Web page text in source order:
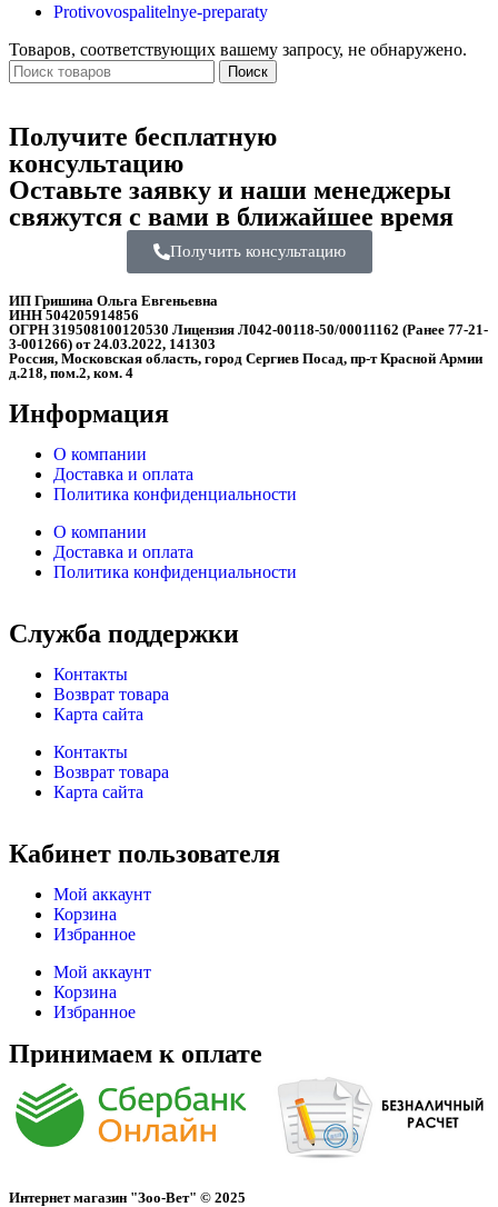
Protivovospalitelnye-preparaty
Товаров, соответствующих вашему запросу, не обнаружено.
Поиск
Получите бесплатную
консультацию
Оставьте заявку и наши менеджеры
свяжутся с вами в ближайшее время
Получить консультацию
ИП Гришина Ольга Евгеньевна
ИНН 504205914856
ОГРН 319508100120530 Лицензия Л042-00118-50/00011162 (Ранее 77-21-
3-001266) от 24.03.2022, 141303
Россия, Московская область, город Сергиев Посад, пр-т Красной Армии
д.218, пом.2, ком. 4
Информация
О компании
Доставка и оплата
Политика конфиденциальности
О компании
Доставка и оплата
Политика конфиденциальности
Служба поддержки
Контакты
Возврат товара
Карта сайта
Контакты
Возврат товара
Карта сайта
Кабинет пользователя
Мой аккаунт
Корзина
Избранное
Мой аккаунт
Корзина
Избранное
Принимаем к оплате
Интернет магазин "Зоо-Вет" © 2025